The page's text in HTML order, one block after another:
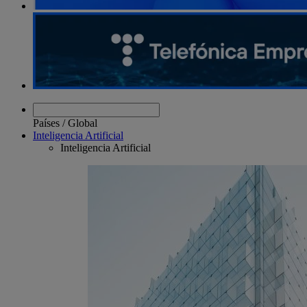
Países /Global
Inteligencia Artificial
Inteligencia Artificial